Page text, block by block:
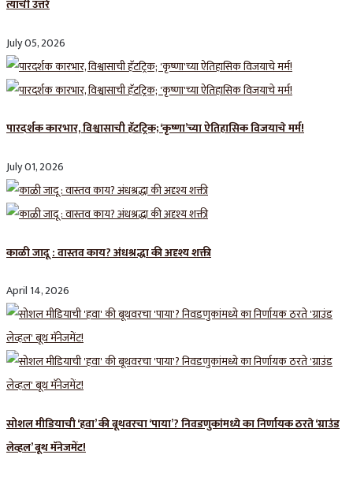
त्याची उत्तरे
July 05, 2026
पारदर्शक कारभार, विश्वासाची हॅटट्रिक; ‘कृष्णा’च्या ऐतिहासिक विजयाचे मर्म!
July 01, 2026
काळी जादू : वास्तव काय? अंधश्रद्धा की अदृश्य शक्ती
April 14, 2026
सोशल मीडियाची ‘हवा’ की बूथवरचा ‘पाया’? निवडणुकांमध्ये का निर्णायक ठरते ‘ग्राउंड
लेव्हल’ बूथ मॅनेजमेंट!